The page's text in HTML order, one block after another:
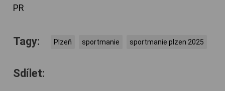
PR
Tagy: Plzeň sportmanie sportmanie plzen 2025
Sdílet: